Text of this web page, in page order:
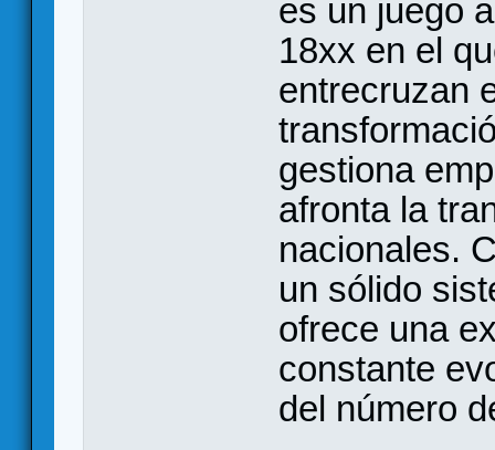
es un juego
18xx en el
entrecruzan
gestiona
afronta la
nacionales.
un sólido
ofrece una
constante
del número